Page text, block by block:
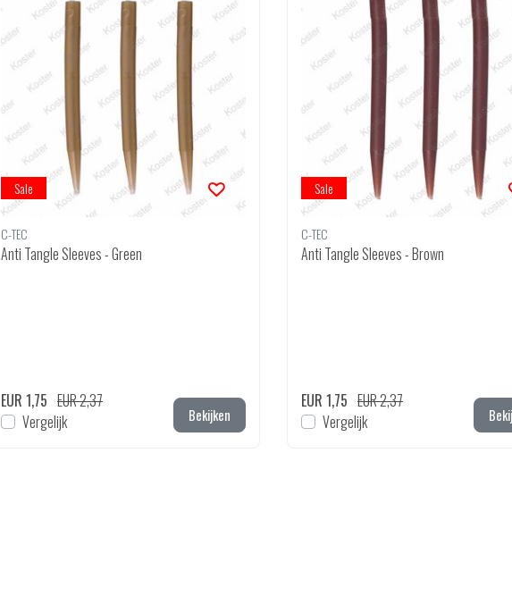
Sale
C-TEC
Anti Tangle Sleeves - Green
EUR 1,75 EUR 2,37
Vergelijk
Bekijken
Sale
C-TEC
Anti Tangle Sleeves - Brown
EUR 1,75 EUR 2,37
Vergelijk